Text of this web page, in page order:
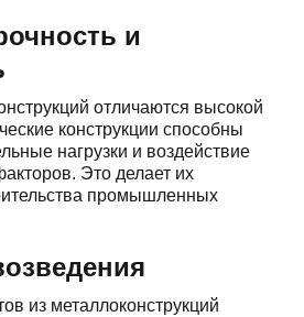
и
отличаются высокой
конструкции способны
нагрузки и воздействие
Это делает их
промышленных
из металлоконструкций